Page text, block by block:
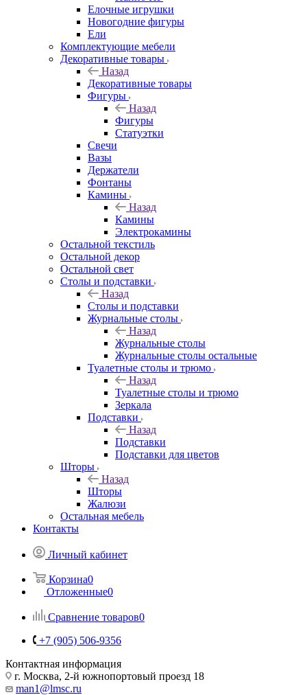
Елочные игрушки
Новогодние фигуры
Ели
Комплектующие мебели
Декоративные товары
Назад
Декоративные товары
Фигуры
Назад
Фигуры
Статуэтки
Свечи
Вазы
Держатели
Фонтаны
Камины
Назад
Камины
Электрокамины
Остальной текстиль
Остальной декор
Остальной свет
Столы и подставки
Назад
Столы и подставки
Журнальные столы
Назад
Журнальные столы
Журнальные столы остальные
Туалетные столы и трюмо
Назад
Туалетные столы и трюмо
Зеркала
Подставки
Назад
Подставки
Подставки для цветов
Шторы
Назад
Шторы
Жалюзи
Остальная мебель
Контакты
Личный кабинет
Корзина0
Отложенные0
Сравнение товаров0
+7 (905) 506-9356
Контактная информация
г. Москва, 2-й южнопортовый проезд 18
man1@lmsc.ru